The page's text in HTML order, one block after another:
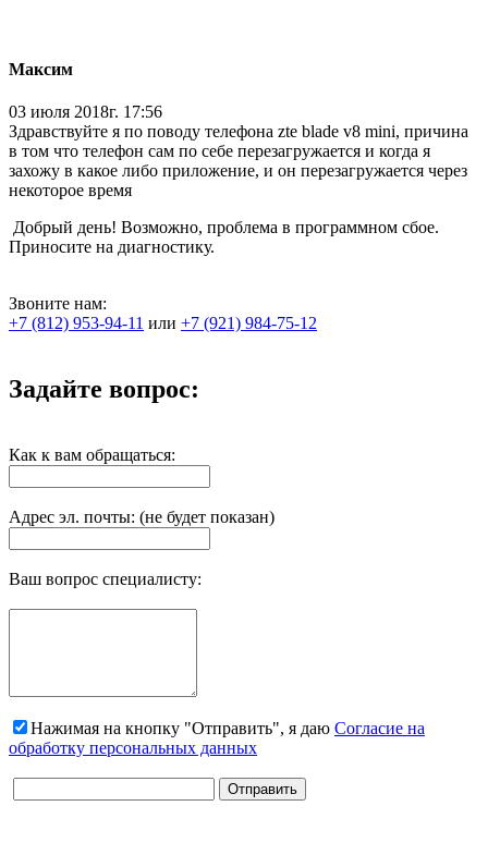
Максим
03 июля 2018г. 17:56
Здравствуйте я по поводу телефона zte blade v8 mini, причина
в том что телефон сам по себе перезагружается и когда я
захожу в какое либо приложение, и он перезагружается через
некоторое время
Добрый день! Возможно, проблема в программном сбое.
Приносите на диагностику.
Звоните нам:
+7 (812) 953-94-11 или +7 (921) 984-75-12
Задайте вопрос:
Как к вам обращаться:
Адрес эл. почты: (не будет показан)
Ваш вопрос специалисту:
Нажимая на кнопку "Отправить", я даю Согласие на
обработку персональных данных